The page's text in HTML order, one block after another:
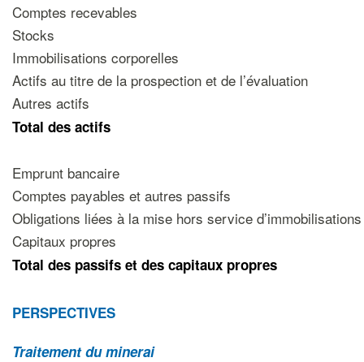
Comptes recevables
Stocks
Immobilisations corporelles
Actifs au titre de la prospection et de l’évaluation
Autres actifs
Total des actifs
Emprunt bancaire
Comptes payables et autres passifs
Obligations liées à la mise hors service d’immobilisations
Capitaux propres
Total des passifs et des capitaux propres
PERSPECTIVES
Traitement du minerai